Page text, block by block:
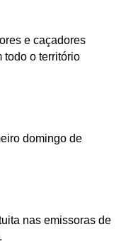
e caçadores
todo o território
domingo de
nas emissoras de